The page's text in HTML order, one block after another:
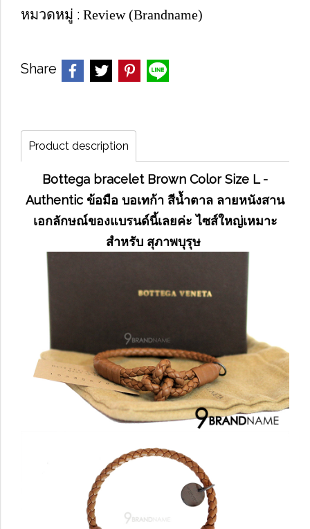
หมวดหมู่ : Review (Brandname)
Share
Product description
Bottega bracelet Brown Color Size L -
Authentic ข้อมือ บอเทก้า สีน้ำตาล ลายหนังสาน
เอกลักษณ์ของแบรนด์นี้เลยค่ะ ไซส์ใหญ่เหมาะ
สำหรับ สุภาพบุรุษ